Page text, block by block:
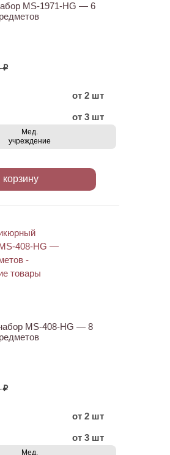
MS-1971-HG — 6
₽
от 2 шт
от 3 шт
Мед.
учреждение
корзину
MS-408-HG — 8
₽
от 2 шт
от 3 шт
Мед.